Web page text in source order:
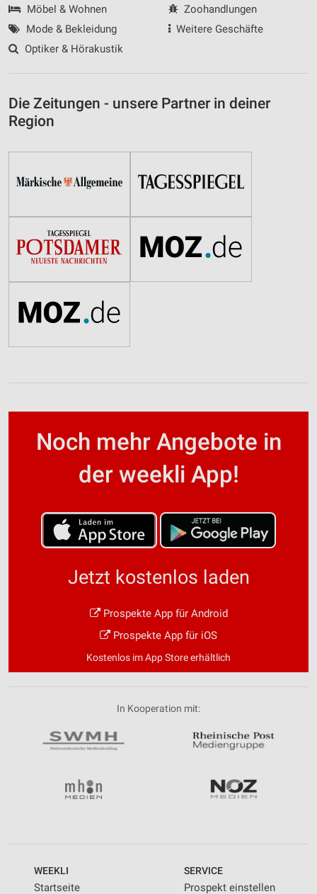
Möbel & Wohnen
Mode & Bekleidung
Optiker & Hörakustik
Zoohandlungen
Weitere Geschäfte
Die Zeitungen - unsere Partner in deiner
Region
Noch mehr Angebote in
der weekli App!
Jetzt kostenlos laden
Prospekte App für Android
Prospekte App für iOS
Kostenlos im App Store erhältlich
In Kooperation mit:
WEEKLI
Startseite
SERVICE
Prospekt einstellen